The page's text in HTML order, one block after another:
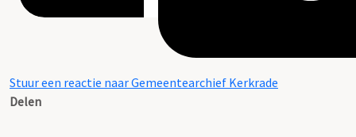
Stuur een reactie naar Gemeentearchief Kerkrade
Delen